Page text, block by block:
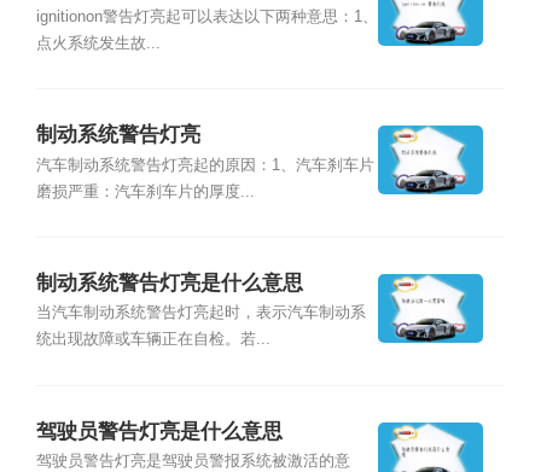
ignitionon警告灯亮起可以表达以下两种意思：1、
点火系统发生故...
制动系统警告灯亮
汽车制动系统警告灯亮起的原因：1、汽车刹车片
磨损严重：汽车刹车片的厚度...
制动系统警告灯亮是什么意思
当汽车制动系统警告灯亮起时，表示汽车制动系
统出现故障或车辆正在自检。若...
驾驶员警告灯亮是什么意思
驾驶员警告灯亮是驾驶员警报系统被激活的意